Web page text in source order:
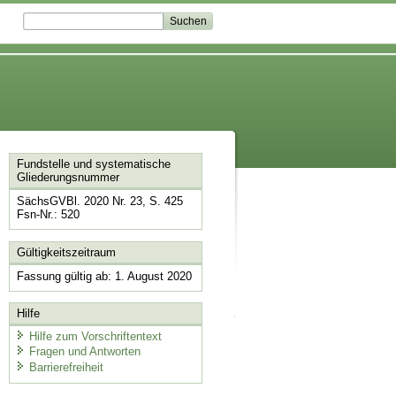
Fundstelle und systematische
Gliederungsnummer
SächsGVBl. 2020 Nr. 23, S. 425
Fsn-Nr.: 520
Gültigkeitszeitraum
Fassung gültig ab: 1. August 2020
Hilfe
Hilfe zum Vorschriftentext
Fragen und Antworten
Barrierefreiheit